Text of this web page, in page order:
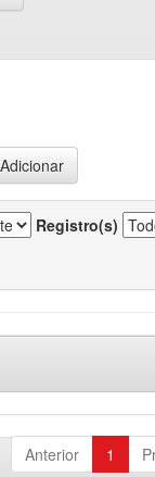
Registro(s)
Anterior 1